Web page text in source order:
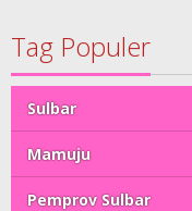
Tag Populer
Sulbar
Mamuju
Pemprov Sulbar